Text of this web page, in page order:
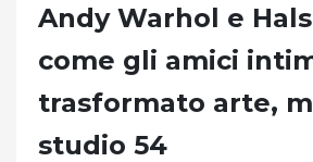
Andy Warhol e
come gli amici
trasformato arte,
studio 54